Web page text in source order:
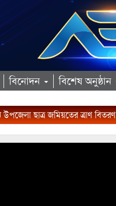
বিনোদন বিশেষ অনুষ্ঠান
উপজেলা ছাত্র জমিয়তের ত্রাণ বিতরণ